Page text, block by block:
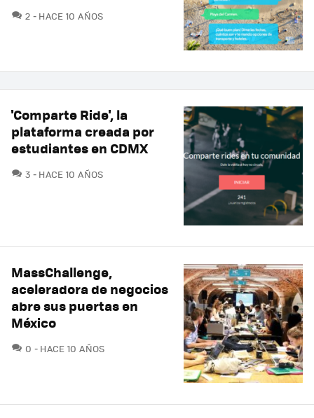
2 COMENTARIOS
HACE 10 AÑOS
'Comparte Ride', la
plataforma creada por
estudiantes en CDMX
3 COMENTARIOS
HACE 10 AÑOS
MassChallenge,
aceleradora de negocios
abre sus puertas en
México
0 COMENTARIOS
HACE 10 AÑOS